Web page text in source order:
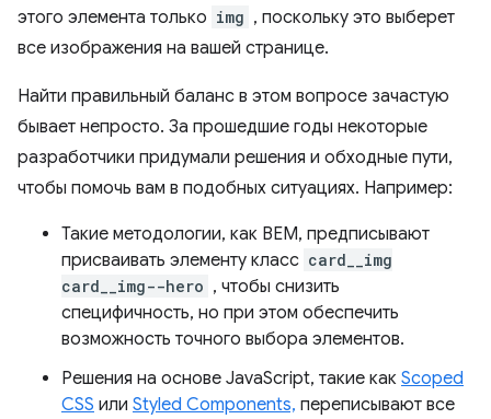
этого элемента только img , поскольку это выберет
все изображения на вашей странице.
Найти правильный баланс в этом вопросе зачастую
бывает непросто. За прошедшие годы некоторые
разработчики придумали решения и обходные пути,
чтобы помочь вам в подобных ситуациях. Например:
Такие методологии, как BEM, предписывают
присваивать элементу класс card__img
card__img--hero , чтобы снизить
специфичность, но при этом обеспечить
возможность точного выбора элементов.
Решения на основе JavaScript, такие как Scoped
CSS или Styled Components, переписывают все